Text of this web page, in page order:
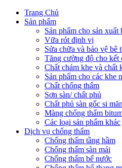
Trang Chủ
Sản phẩm
Sản phẩm cho sản xuất
Vữa rót định vị
Sửa chữa và bảo vệ bê
Tăng cường độ cho kết
Chất chám khe và chất
Sản phẩm cho các khe
Chất chống thấm
Sơn sàn/ chất phủ
Chất phủ sàn gốc si
Màng chống thấm
Các loại sản phẩm khác
Dịch vụ chống thấm
Chống thấm tầng hầm
Chống thấm sàn mái
Chống thấm bể nước